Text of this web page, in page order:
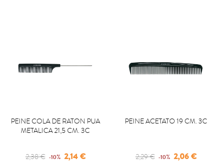
PEINE COLA DE RATON PUA
METALICA 21,5 CM. 3C
Regular
2,38 € -10% Precio
2,14 €
PEINE ACETATO 19 CM. 3C
Regular
2,29 € -10% Precio
2,06 €